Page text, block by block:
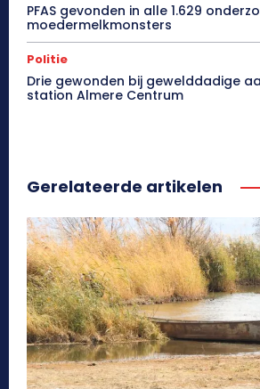
PFAS gevonden in alle 1.629
moedermelkmonsters
Politie
Drie gewonden bij gewelddadige
station Almere Centrum
Gerelateerde artikelen